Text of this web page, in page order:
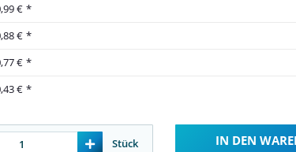
€ *
€ *
€ *
€ *
Stück IN DEN